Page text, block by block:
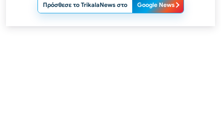
Πρόσθεσε το TrikalaNews στο Google News